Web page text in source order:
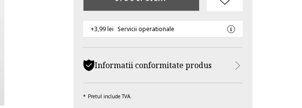
+3,99 lei Servicii operationale
Informatii conformitate produs
Pretul include TVA.